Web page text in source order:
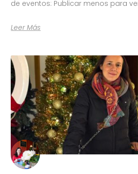
de eventos: Publicar menos para
Leer Más